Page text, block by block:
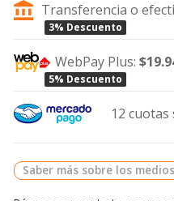
Transferencia o
3% Descuento
WebPay Plus:
5% Descuento
12 cuotas
Saber más sobre los